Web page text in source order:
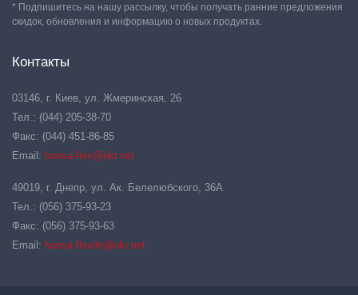
* Подпишитесь на нашу рассылку, чтобы получать ранние предложения
скидок, обновления и информацию о новых продуктах.
Контакты
03146, г. Киев, ул. Жмеринская, 26
Тел.: (044) 205-38-70
Факс: (044) 451-86-85
Email: hansa-flex@ukr.net
49019, г. Днепр, ул. Ак. Белелюбского, 36А
Тел.: (056) 375-93-23
Факс: (056) 375-93-63
Email: hansa-flexdn@ukr.net